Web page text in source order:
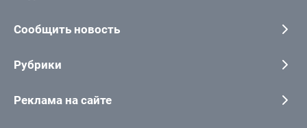
Сообщить новость
Рубрики
Реклама на сайте